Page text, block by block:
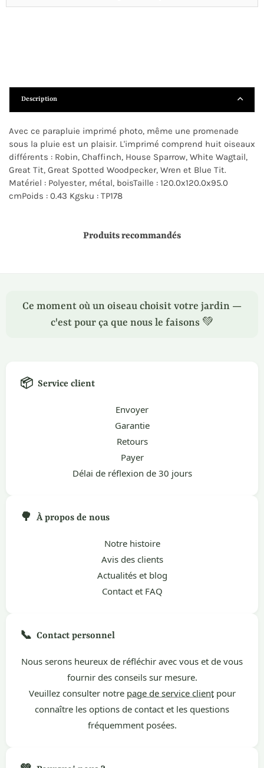
Description
Avec ce parapluie imprimé photo, même une promenade
sous la pluie est un plaisir. L'imprimé comprend huit oiseaux
différents : Robin, Chaffinch, House Sparrow, White Wagtail,
Great Tit, Great Spotted Woodpecker, Wren et Blue Tit.
Matériel : Polyester, métal, boisTaille : 120.0x120.0x95.0
cmPoids : 0.43 Kgsku : TP178
Produits recommandés
Ce moment où un oiseau choisit votre jardin —
c'est pour ça que nous le faisons 💚
📦 Service client
Envoyer
Garantie
Retours
Payer
Délai de réflexion de 30 jours
🌳 À propos de nous
Notre histoire
Avis des clients
Actualités et blog
Contact et FAQ
📞 Contact personnel
Nous serons heureux de réfléchir avec vous et de vous
fournir des conseils sur mesure.
Veuillez consulter notre page de service clientpour
connaître les options de contact et les questions
fréquemment posées.